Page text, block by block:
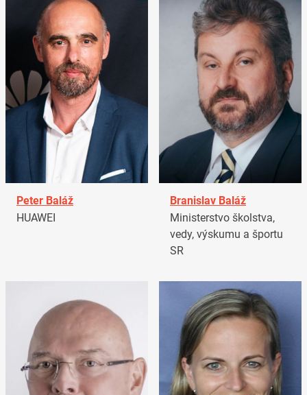
Peter Baláž
HUAWEI
Branislav Baláž
Ministerstvo školstva,
vedy, výskumu a športu
SR